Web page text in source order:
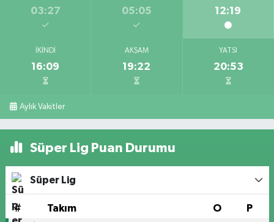
03:27 05:05 12:19
İKINDI
16:09
AKŞAM
19:22
YATSI
20:53
Aylık Vakitler
Süper Lig Puan Durumu
Süper Lig
# Takım O P